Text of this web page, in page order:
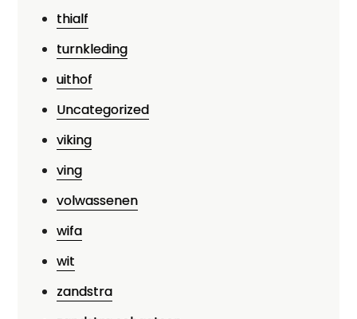
thialf
turnkleding
uithof
Uncategorized
viking
ving
volwassenen
wifa
wit
zandstra